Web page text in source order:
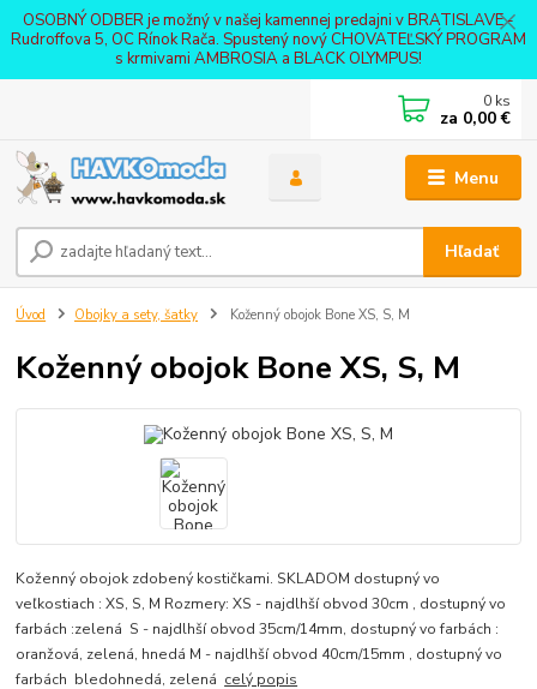
OSOBNÝ ODBER je možný v našej kamennej predajni v BRATISLAVE -
Rudroffova 5, OC Rínok Rača. Spustený nový CHOVATEĽSKÝ PROGRAM
s krmivami AMBROSIA a BLACK OLYMPUS!
Menu
Hľadať
0 ks
za 0,00 €
Úvod Obojky a sety, šatky Koženný obojok Bone XS, S, M
Koženný obojok Bone XS, S, M
Koženný obojok zdobený kostičkami. SKLADOM dostupný vo
veľkostiach : XS, S, M Rozmery: XS - najdlhší obvod 30cm , dostupný vo
farbách :zelená S - najdlhší obvod 35cm/14mm, dostupný vo farbách :
oranžová, zelená, hnedá M - najdlhší obvod 40cm/15mm , dostupný vo
farbách bledohnedá, zelená celý popis